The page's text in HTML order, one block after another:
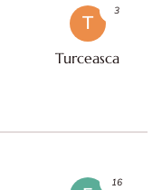
T
Turceasca
3
16